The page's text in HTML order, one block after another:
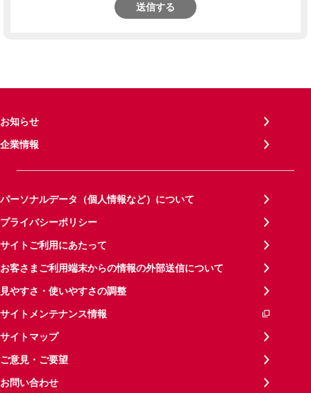
送信する
お知らせ
企業情報
パーソナルデータ（個人情報など）について
プライバシーポリシー
サイトご利用にあたって
お客さまご利用端末からの情報の外部送信について
見やすさ・使いやすさの調整
サイトメンテナンス情報
サイトマップ
ご意見・ご要望
お問い合わせ